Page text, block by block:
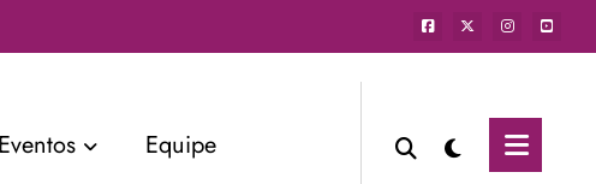
Eventos Equipe